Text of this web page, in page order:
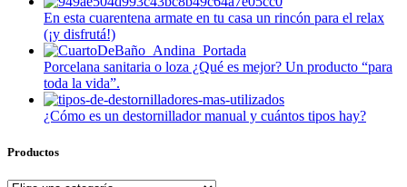
En esta cuarentena armate en tu casa un rincón para el relax
(¡y disfrutá!)
Porcelana sanitaria o loza ¿Qué es mejor? Un producto “para
toda la vida”.
¿Cómo es un destornillador manual y cuántos tipos hay?
Productos